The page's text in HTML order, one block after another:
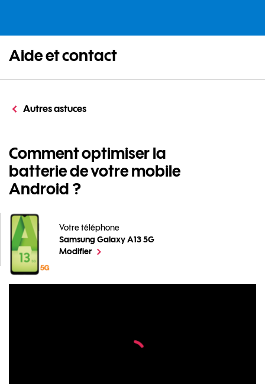
Aide et contact
Autres astuces
Comment optimiser la
batterie de votre mobile
Android ?
Votre téléphone
Samsung Galaxy A13 5G
Comment optimiser la batterie de votre mobile
Modifierle téléphone sélectionné